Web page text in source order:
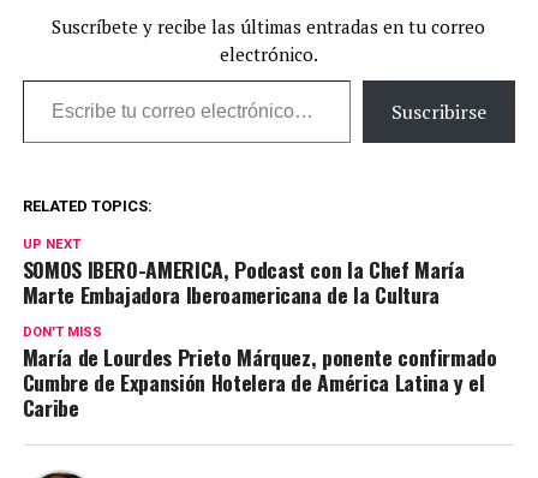
Suscríbete y recibe las últimas entradas en tu correo
electrónico.
Escribe tu correo electrónico…
Suscribirse
RELATED TOPICS:
UP NEXT
SOMOS IBERO-AMERICA, Podcast con la Chef María
Marte Embajadora Iberoamericana de la Cultura
DON'T MISS
María de Lourdes Prieto Márquez, ponente confirmado
Cumbre de Expansión Hotelera de América Latina y el
Caribe